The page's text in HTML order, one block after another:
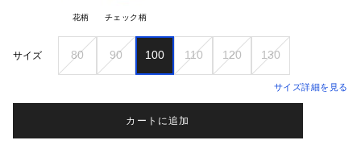
花柄 チェック柄
サイズ 80 90 100 110 120 130
サイズ詳細を見る
カートに追加